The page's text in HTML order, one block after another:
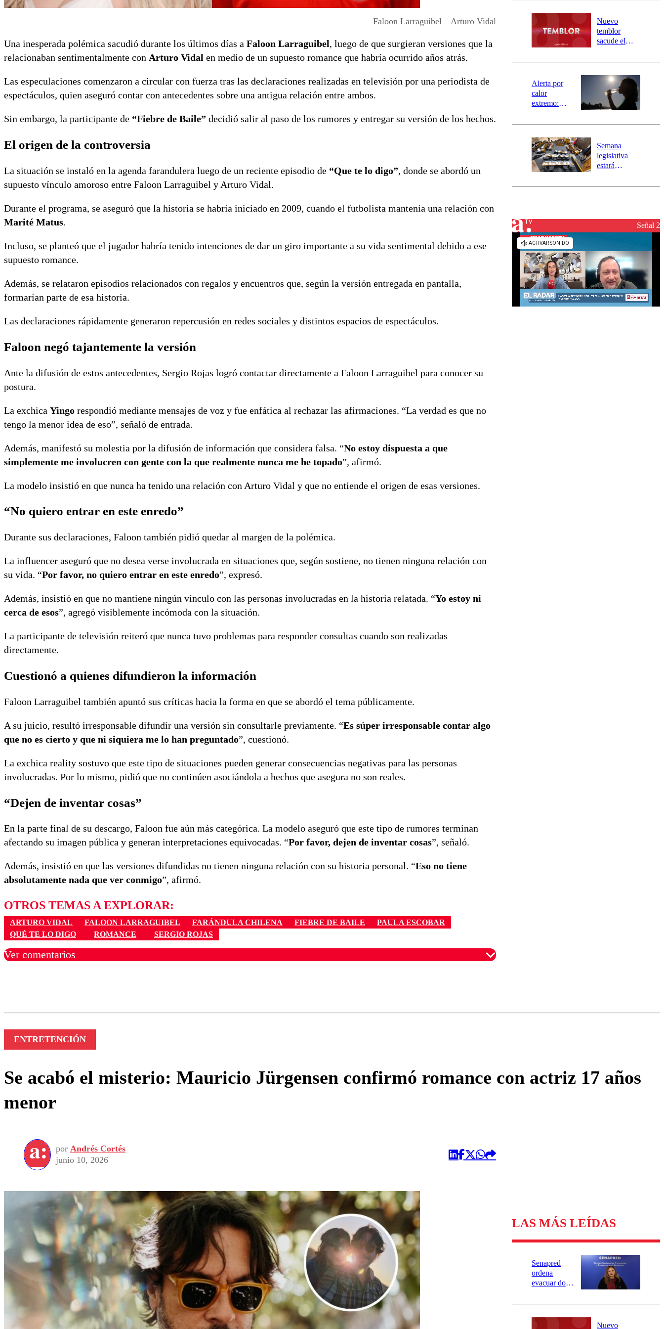
Faloon Larraguibel – Arturo Vidal
Una inesperada polémica sacudió durante los últimos días a Faloon Larraguibel, luego de que surgieran versiones que la
relacionaban sentimentalmente con Arturo Vidal en medio de un supuesto romance que habría ocurrido años atrás.
Las especulaciones comenzaron a circular con fuerza tras las declaraciones realizadas en televisión por una periodista de
espectáculos, quien aseguró contar con antecedentes sobre una antigua relación entre ambos.
Sin embargo, la participante de “Fiebre de Baile” decidió salir al paso de los rumores y entregar su versión de los hechos.
El origen de la controversia
La situación se instaló en la agenda farandulera luego de un reciente episodio de “Que te lo digo”, donde se abordó un
supuesto vínculo amoroso entre Faloon Larraguibel y Arturo Vidal.
Durante el programa, se aseguró que la historia se habría iniciado en 2009, cuando el futbolista mantenía una relación con
Marité Matus.
Incluso, se planteó que el jugador habría tenido intenciones de dar un giro importante a su vida sentimental debido a ese
supuesto romance.
Además, se relataron episodios relacionados con regalos y encuentros que, según la versión entregada en pantalla,
formarían parte de esa historia.
Las declaraciones rápidamente generaron repercusión en redes sociales y distintos espacios de espectáculos.
Faloon negó tajantemente la versión
Ante la difusión de estos antecedentes, Sergio Rojas logró contactar directamente a Faloon Larraguibel para conocer su
postura.
La exchica Yingo respondió mediante mensajes de voz y fue enfática al rechazar las afirmaciones. “La verdad es que no
tengo la menor idea de eso”, señaló de entrada.
Además, manifestó su molestia por la difusión de información que considera falsa. “No estoy dispuesta a que
simplemente me involucren con gente con la que realmente nunca me he topado”, afirmó.
La modelo insistió en que nunca ha tenido una relación con Arturo Vidal y que no entiende el origen de esas versiones.
“No quiero entrar en este enredo”
Durante sus declaraciones, Faloon también pidió quedar al margen de la polémica.
La influencer aseguró que no desea verse involucrada en situaciones que, según sostiene, no tienen ninguna relación con
su vida. “Por favor, no quiero entrar en este enredo”, expresó.
Además, insistió en que no mantiene ningún vínculo con las personas involucradas en la historia relatada. “Yo estoy ni
cerca de esos”, agregó visiblemente incómoda con la situación.
La participante de televisión reiteró que nunca tuvo problemas para responder consultas cuando son realizadas
directamente.
Cuestionó a quienes difundieron la información
Faloon Larraguibel también apuntó sus críticas hacia la forma en que se abordó el tema públicamente.
A su juicio, resultó irresponsable difundir una versión sin consultarle previamente. “Es súper irresponsable contar algo
que no es cierto y que ni siquiera me lo han preguntado”, cuestionó.
La exchica reality sostuvo que este tipo de situaciones pueden generar consecuencias negativas para las personas
involucradas. Por lo mismo, pidió que no continúen asociándola a hechos que asegura no son reales.
“Dejen de inventar cosas”
En la parte final de su descargo, Faloon fue aún más categórica. La modelo aseguró que este tipo de rumores terminan
afectando su imagen pública y generan interpretaciones equivocadas. “Por favor, dejen de inventar cosas”, señaló.
Además, insistió en que las versiones difundidas no tienen ninguna relación con su historia personal. “Eso no tiene
absolutamente nada que ver conmigo”, afirmó.
OTROS TEMAS A EXPLORAR:
ARTURO VIDAL FALOON LARRAGUIBEL FARÁNDULA CHILENA FIEBRE DE BAILE
PAULA ESCOBAR
QUÉ TE LO DIGO
ROMANCE SERGIO ROJAS
Ver comentarios
río Damas:
activa
mensajería
SAE
Nuevo
temblor
sacude el
revisa la
epicentro
Alerta por
calor
extremo:
activa Alerta
Preventiva en
tres comunas
Semana
legislativa
estará
el fin de la
reconstrucciónSeñal 2
ENTRETENCIÓN
Se acabó el misterio: Mauricio Jürgensen confirmó romance con actriz 17 años
menor
por Andrés Cortés
junio 10, 2026
LAS MÁS LEÍDAS
Senapred
ordena
evacuar dos
Carahue por
río Damas:
Nuevo